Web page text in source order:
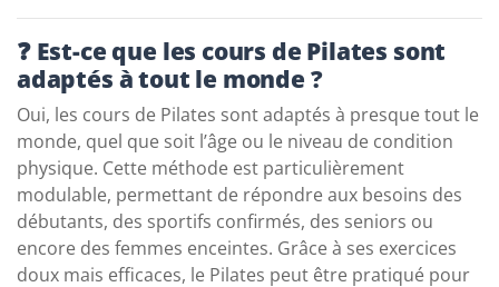
❓ Est-ce que les cours de Pilates sont
adaptés à tout le monde ?
Oui, les cours de Pilates sont adaptés à presque tout le
monde, quel que soit l’âge ou le niveau de condition
physique. Cette méthode est particulièrement
modulable, permettant de répondre aux besoins des
débutants, des sportifs confirmés, des seniors ou
encore des femmes enceintes. Grâce à ses exercices
doux mais efficaces, le Pilates peut être pratiqué pour